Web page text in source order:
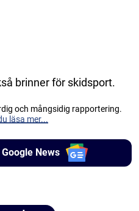
brinner för skidsport.
och mångsidig rapportering.
läsa mer...
News